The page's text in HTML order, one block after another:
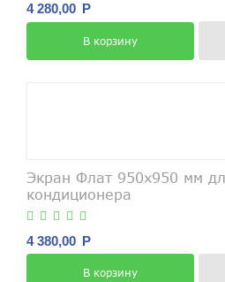
4 280,00 Р
В корзину
Экран Флат 950х950 мм
кондиционера
4 380,00 Р
В корзину